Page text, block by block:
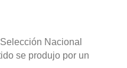
Nacional
se produjo por un